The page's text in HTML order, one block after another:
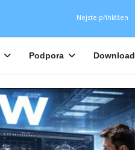
Nejste přihlášen
Podpora Download